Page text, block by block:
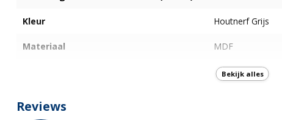
Kleur Houtnerf Grijs
Materiaal MDF
2 Bekijk alles
Reviews